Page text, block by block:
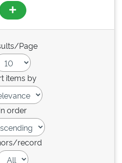
Page
items by
order
record